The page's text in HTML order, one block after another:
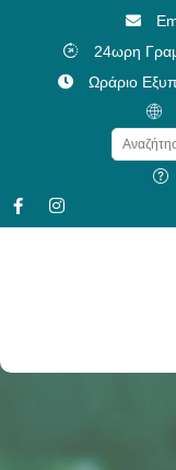
24ωρη
Ωράριο